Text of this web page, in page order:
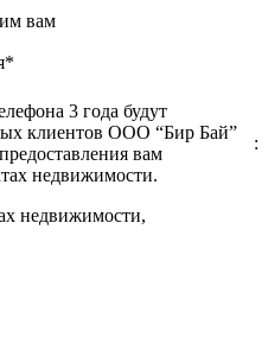
вам
*
3 года будут
клиентов ООО “Бир Бай”
вам
недвижимости.
:
недвижимости,